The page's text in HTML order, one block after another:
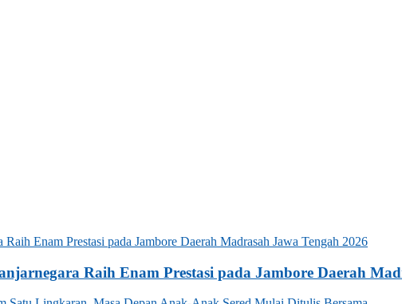
Raih Enam Prestasi pada Jambore Daerah